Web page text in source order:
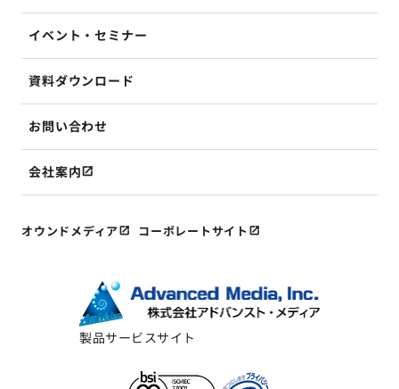
製品サービスサイト
イベント・セミナー
資料ダウンロード
お問い合わせ
会社案内
オウンドメディア コーポレートサイト